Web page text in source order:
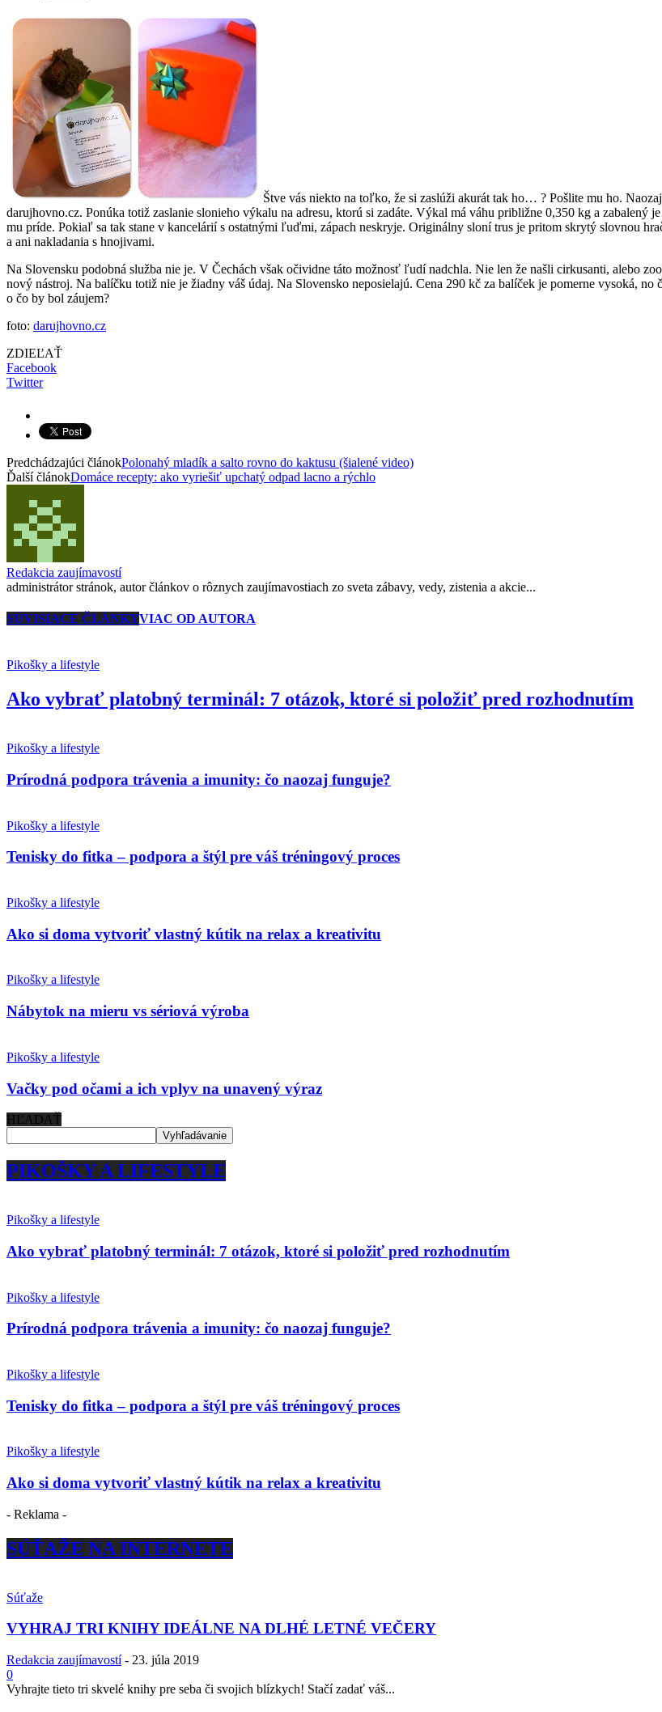
Štve vás niekto na toľko, že si zaslúži akurát tak ho… ? Pošlite mu ho.
darujhovno.cz. Ponúka totiž zaslanie slonieho výkalu na adresu, ktorú si zadáte. Výkal má váhu približne 0,350 kg a
mu príde. Pokiaľ sa tak stane v kancelárií s ostatnými ľuďmi, zápach neskryje. Originálny sloní trus je pritom skrytý slovnou
a ani nakladania s hnojivami.
Na Slovensku podobná služba nie je. V Čechách však očividne táto možnosť ľudí nadchla. Nie len že našli cirkusanti, alebo
nový nástroj. Na balíčku totiž nie je žiadny váš údaj. Na Slovensko neposielajú. Cena 290 kč za balíček je pomerne vysoká,
o čo by bol záujem?
foto: darujhovno.cz
ZDIEĽAŤ
Facebook
Twitter
Predchádzajúci článokPolonahý mladík a salto rovno do kaktusu (šialené video)
Ďalší článokDomáce recepty: ako vyriešiť upchatý odpad lacno a rýchlo
Redakcia zaujímavostí
administrátor stránok, autor článkov o rôznych zaujímavostiach zo sveta zábavy, vedy, zistenia a akcie...
SÚVISIACE ČLÁNKYVIAC OD AUTORA
Pikošky a lifestyle
Ako vybrať platobný terminál: 7 otázok, ktoré si položiť pred rozhodnutím
Pikošky a lifestyle
Prírodná podpora trávenia a imunity: čo naozaj funguje?
Pikošky a lifestyle
Tenisky do fitka – podpora a štýl pre váš tréningový proces
Pikošky a lifestyle
Ako si doma vytvoriť vlastný kútik na relax a kreativitu
Pikošky a lifestyle
Nábytok na mieru vs sériová výroba
Pikošky a lifestyle
Vačky pod očami a ich vplyv na unavený výraz
HĽADAŤ
PIKOŠKY A LIFESTYLE
Pikošky a lifestyle
Ako vybrať platobný terminál: 7 otázok, ktoré si položiť pred rozhodnutím
Pikošky a lifestyle
Prírodná podpora trávenia a imunity: čo naozaj funguje?
Pikošky a lifestyle
Tenisky do fitka – podpora a štýl pre váš tréningový proces
Pikošky a lifestyle
Ako si doma vytvoriť vlastný kútik na relax a kreativitu
- Reklama -
SÚŤAŽE NA INTERNETE
Súťaže
VYHRAJ TRI KNIHY IDEÁLNE NA DLHÉ LETNÉ VEČERY
Redakcia zaujímavostí - 23. júla 2019
0
Vyhrajte tieto tri skvelé knihy pre seba či svojich blízkych! Stačí zadať váš...